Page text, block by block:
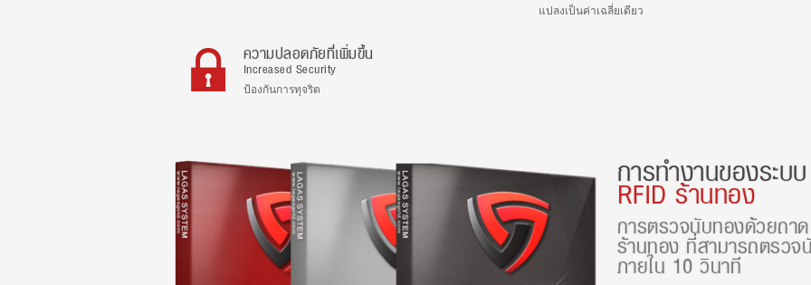
แปลงเป็นค่าเฉลี่ยเดียว
ความปลอดภัยที่เพิ่มขึ้น
Increased Security
ป้องกันการทุจริต
การทำงานของระบบ
RFID ร้านทอง
การตรวจนับทองด้วยถา
ร้านทอง ที่สามารถตรวจ
ภายใน 10 วินาที